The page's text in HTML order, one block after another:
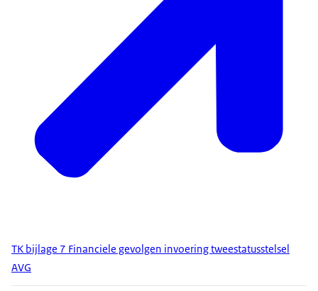
TK bijlage 7 Financiele gevolgen invoering tweestatusstelsel
AVG